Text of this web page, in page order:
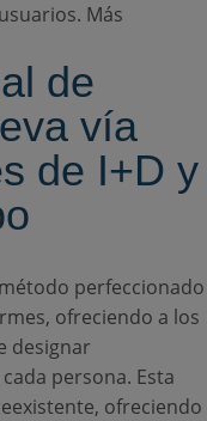
Más
de
vía
de I+D y
perfeccionado
ofreciendo a los
designar
persona. Esta
ofreciendo